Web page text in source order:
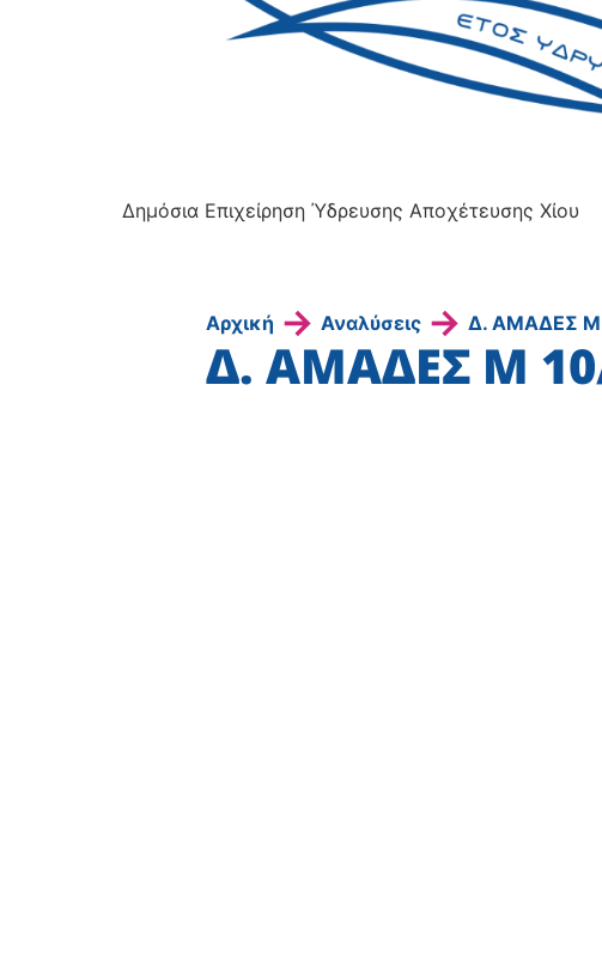
Δημόσια Επιχείρηση Ύδρευσης Αποχέτευσης Χίου
Αρχική → Αναλύσεις → Δ. ΑΜΑΔΕΣ Μ
Δ. ΑΜΑΔΕΣ Μ